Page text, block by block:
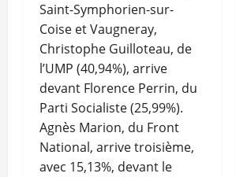
Saint-Symphorien-sur-
Coise et Vaugneray,
Christophe Guilloteau, de
l’UMP (40,94%), arrive
devant Florence Perrin, du
Parti Socialiste (25,99%).
Agnès Marion, du Front
National, arrive troisième,
avec 15,13%, devant le